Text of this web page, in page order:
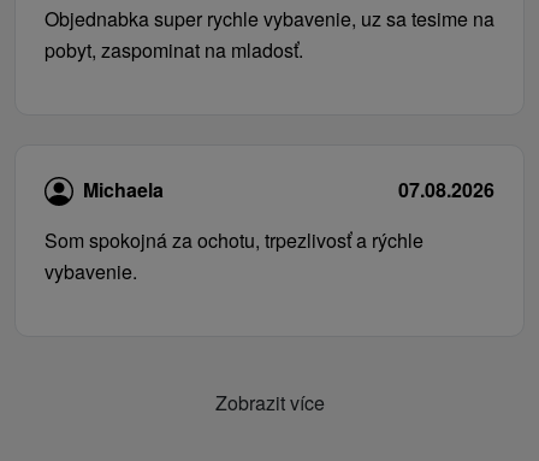
Objednabka super rychle vybavenie, uz sa tesime na
pobyt, zaspominat na mladosť.
Michaela
07.08.2026
Som spokojná za ochotu, trpezlivosť a rýchle
vybavenie.
Zobrazit více